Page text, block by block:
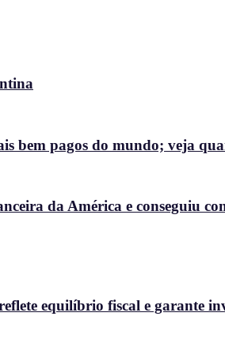
bem pagos do mundo; veja
da América e conseguiu
equilíbrio fiscal e garante